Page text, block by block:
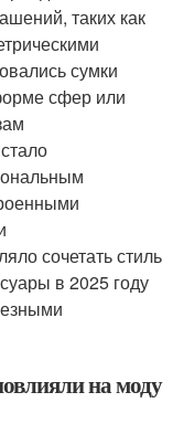
таких как
сумки
сфер или
сочетать стиль
в 2025 году
на моду